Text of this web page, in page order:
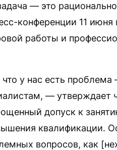
— это
конференции 11 июня
работы и
что у нас есть
—
допуск к
квалификации.
вопросов, как